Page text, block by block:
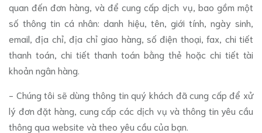
quan đến đơn hàng, và để cung cấp dịch vụ, bao gồm một
số thông tin cá nhân: danh hiệu, tên, giới tính, ngày sinh,
email, địa chỉ, địa chỉ giao hàng, số điện thoại, fax, chi tiết
thanh toán, chi tiết thanh toán bằng thẻ hoặc chi tiết tài
khoản ngân hàng.
- Chúng tôi sẽ dùng thông tin quý khách đã cung cấp để xử
lý đơn đặt hàng, cung cấp các dịch vụ và thông tin yêu cầu
thông qua website và theo yêu cầu của bạn.